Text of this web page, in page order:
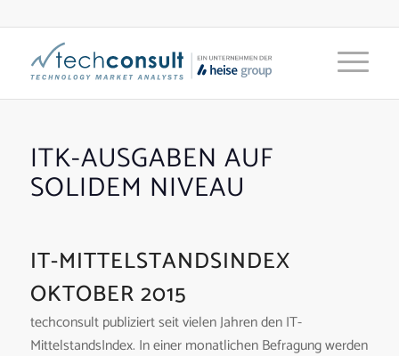
ITK-AUSGABEN AUF
SOLIDEM NIVEAU
IT-MITTELSTANDSINDEX
OKTOBER 2015
techconsult publiziert seit vielen Jahren den IT-
MittelstandsIndex. In einer monatlichen Befragung werden